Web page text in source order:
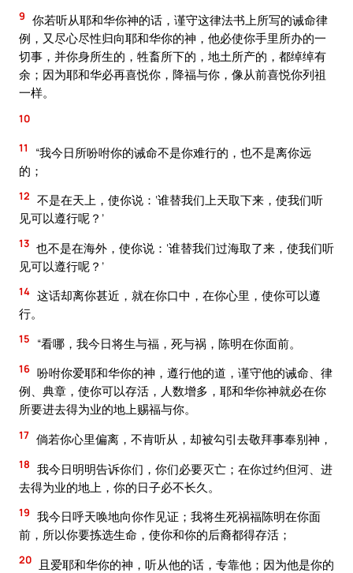
9 你若听从耶和华你神的话，谨守这律法书上所写的诫命律
例，又尽心尽性归向耶和华你的神，他必使你手里所办的一
切事，并你身所生的，牲畜所下的，地土所产的，都绰绰有
余；因为耶和华必再喜悦你，降福与你，像从前喜悦你列祖
一样。
10
11
“我今日所吩咐你的诫命不是你难行的，也不是离你远
的；
12 不是在天上，使你说：‘谁替我们上天取下来，使我们听
见可以遵行呢？’
13 也不是在海外，使你说：‘谁替我们过海取了来，使我们听
见可以遵行呢？’
14 这话却离你甚近，就在你口中，在你心里，使你可以遵
行。
15 “看哪，我今日将生与福，死与祸，陈明在你面前。
16 吩咐你爱耶和华你的神，遵行他的道，谨守他的诫命、律
例、典章，使你可以存活，人数增多，耶和华你神就必在你
所要进去得为业的地上赐福与你。
17 倘若你心里偏离，不肯听从，却被勾引去敬拜事奉别神，
18 我今日明明告诉你们，你们必要灭亡；在你过约但河、进
去得为业的地上，你的日子必不长久。
19 我今日呼天唤地向你作见证；我将生死祸福陈明在你面
前，所以你要拣选生命，使你和你的后裔都得存活；
20
且爱耶和华你的神，听从他的话，专靠他；因为他是你的